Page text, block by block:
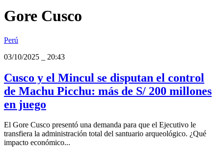
Gore Cusco
Perú
03/10/2025
20:43
Cusco y el Mincul se disputan el control
de Machu Picchu: más de S/ 200 millones
en juego
El Gore Cusco presentó una demanda para que el Ejecutivo le
transfiera la administración total del santuario arqueológico. ¿Qué
impacto económico...